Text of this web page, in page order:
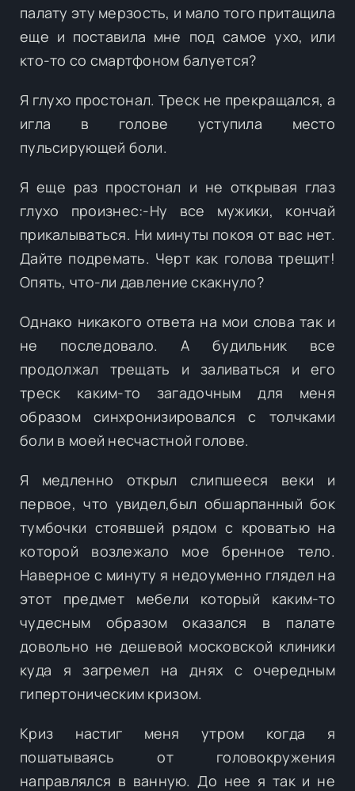
палату эту мерзость, и мало того притащила
еще и поставила мне под самое ухо, или
кто-то со смартфоном балуется?
Я глухо простонал. Треск не прекращался, а
игла в голове уступила место
пульсирующей боли.
Я еще раз простонал и не открывая глаз
глухо произнес:-Ну все мужики, кончай
прикалываться. Ни минуты покоя от вас нет.
Дайте подремать. Черт как голова трещит!
Опять, что-ли давление скакнуло?
Однако никакого ответа на мои слова так и
не последовало. А будильник все
продолжал трещать и заливаться и его
треск каким-то загадочным для меня
образом синхронизировался с толчками
боли в моей несчастной голове.
Я медленно открыл слипшееся веки и
первое, что увидел,был обшарпанный бок
тумбочки стоявшей рядом с кроватью на
которой возлежало мое бренное тело.
Наверное с минуту я недоуменно глядел на
этот предмет мебели который каким-то
чудесным образом оказался в палате
довольно не дешевой московской клиники
куда я загремел на днях с очередным
гипертоническим кризом.
Криз настиг меня утром когда я
пошатываясь от головокружения
направлялся в ванную. До нее я так и не